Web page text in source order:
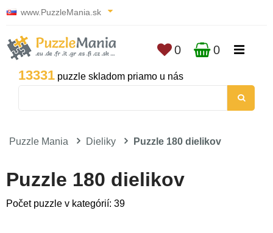
www.PuzzleMania.sk
13331 puzzle skladom priamo u nás
0 0
Puzzle Mania Dieliky Puzzle 180 dielikov
Puzzle 180 dielikov
Počet puzzle v kategórií: 39